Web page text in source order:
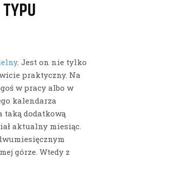
. Jest on nie tylko
praktyczny. Na
w pracy albo w
kalendarza
taką dodatkową
aktualny miesiąc.
górze. Wtedy z